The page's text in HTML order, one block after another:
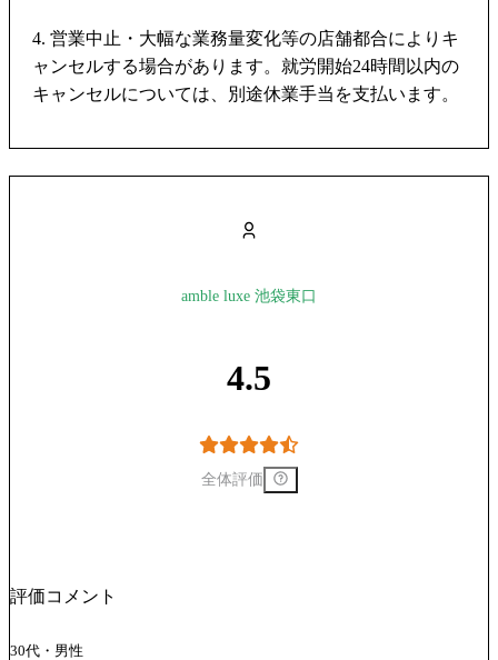
4. 営業中止・大幅な業務量変化等の店舗都合によりキ
ャンセルする場合があります。就労開始24時間以内の
キャンセルについては、別途休業手当を支払います。
amble luxe 池袋東口
4.5
全体評価
評価コメント
30代・男性